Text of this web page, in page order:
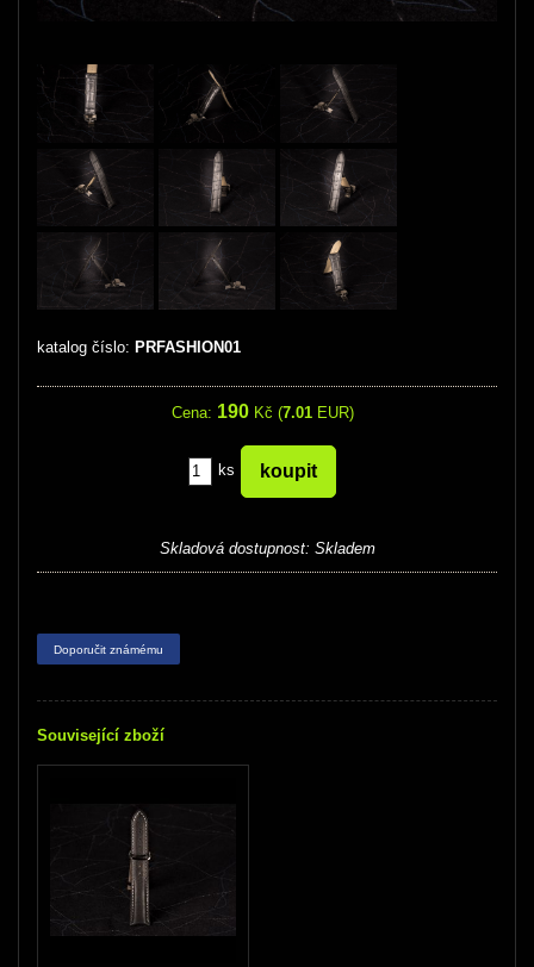
katalog číslo: PRFASHION01
Cena: 190 Kč (7.01EUR)
ks
Skladová dostupnost: Skladem
Doporučit známému
Související zboží